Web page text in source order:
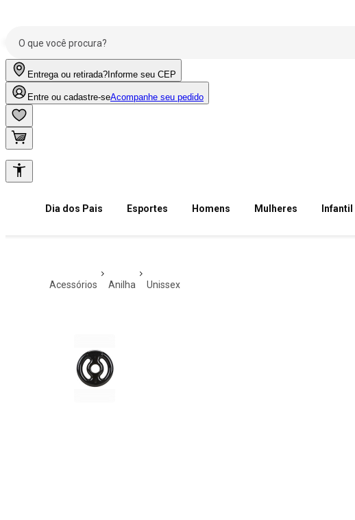
Entrega ou retirada? Informe seu CEP
Entre ou cadastre-seAcompanhe seu pedido
Dia dos Pais Esportes Homens Mulheres Infantil
acessórios anilha unissex